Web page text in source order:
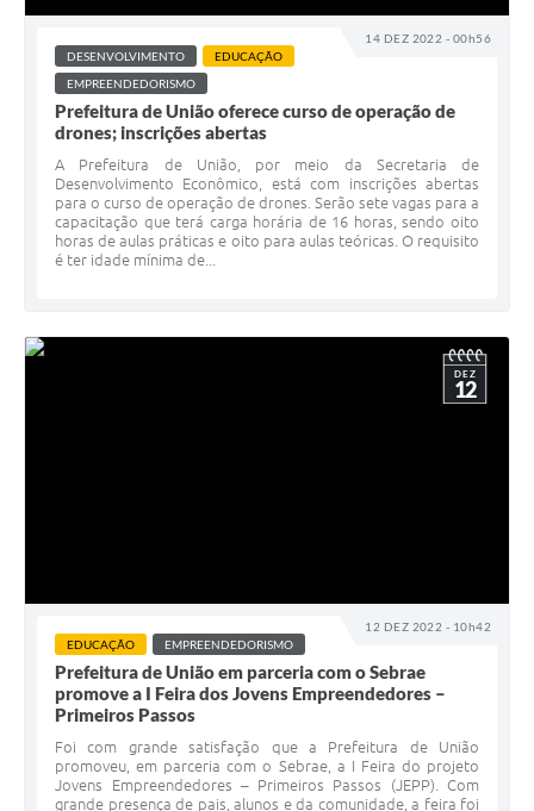
14 DEZ 2022 - 00h56
DESENVOLVIMENTO
EDUCAÇÃO
EMPREENDEDORISMO
Prefeitura de União oferece curso de operação de
drones; inscrições abertas
A Prefeitura de União, por meio da Secretaria de
Desenvolvimento Econômico, está com inscrições abertas
para o curso de operação de drones. Serão sete vagas para a
capacitação que terá carga horária de 16 horas, sendo oito
horas de aulas práticas e oito para aulas teóricas. O requisito
é ter idade mínima de...
12 DEZ 2022 - 10h42
DEZ
12
EDUCAÇÃO EMPREENDEDORISMO
Prefeitura de União em parceria com o Sebrae
promove a I Feira dos Jovens Empreendedores –
Primeiros Passos
Foi com grande satisfação que a Prefeitura de União
promoveu, em parceria com o Sebrae, a I Feira do projeto
Jovens Empreendedores – Primeiros Passos (JEPP). Com
grande presença de pais, alunos e da comunidade, a feira foi